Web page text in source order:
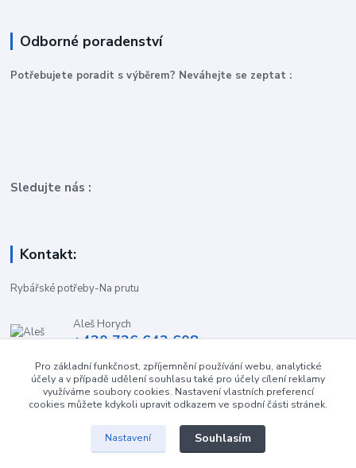
Odborné poradenství
Potřebujete poradit s výběrem? Neváhejte se zeptat :
Sledujte nás :
Kontakt:
Rybářské potřeby-Na prutu
Aleš Horych
+420 736 642 608
obchod-naprutu@seznam.cz
Pro základní funkčnost, zpříjemnění používání webu, analytické
účely a v případě udělení souhlasu také pro účely cílení reklamy
využíváme soubory cookies. Nastavení vlastních preferencí
cookies můžete kdykoli upravit odkazem ve spodní části stránek.
Nastavení Souhlasím